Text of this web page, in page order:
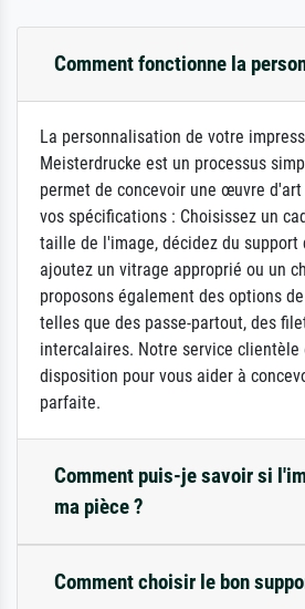
Comment fonctionne la
La personnalisation de votre
Meisterdrucke est un processus
permet de concevoir une œuvre
vos spécifications : Choisissez un
taille de l'image, décidez du support
ajoutez un vitrage approprié ou un
proposons également des options
telles que des passe-partout, des
intercalaires. Notre service clientèle
disposition pour vous aider à
parfaite.
Comment puis-je savoir si
ma pièce ?
Comment choisir le bon